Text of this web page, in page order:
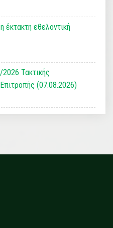
έκτακτη εθελοντική
Τακτικής
(07.08.2026)